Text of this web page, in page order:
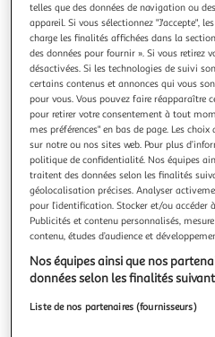
4.7 (3)
LOUE
Cuisses de poulet fermier
De généreuses cuisses de
Rouge. Des cuisses
d'élevage unique du poulet de
aux céréales locales. Elles se
recettes : en cocotte ou au four,
cuisinées à la
En savoir +
900g 3 pièces
Vous voulez connaître
Afficher
telles que des données de navigation ou
appareil. Si vous sélectionnez "J'accepte",
charge les finalités affichées dans la
des données pour fournir ». Si vous retirez
désactivées. Si les technologies de suivi
certains contenus et annonces qui vous
pour vous. Vous pouvez faire réapparaître
pour retirer votre consentement à tout
mes préférences" en bas de page. Les
sur notre ou nos sites web. Pour plus
politique de confidentialité. Nos équipes
traitent des données selon les finalités
géolocalisation précises. Analyser
pour l’identification. Stocker et/ou
Publicités et contenu personnalisés,
contenu, études d’audience et
Nos équipes ainsi que nos
données selon les finalités
Liste de nos partenaires (fournisseurs)